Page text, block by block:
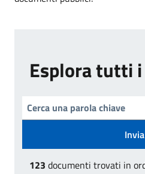
Esplora tutti
Invia
123 documenti trovati in